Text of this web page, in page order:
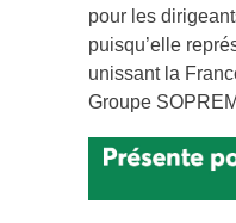
pour les
puisqu’elle
unissant la
Groupe